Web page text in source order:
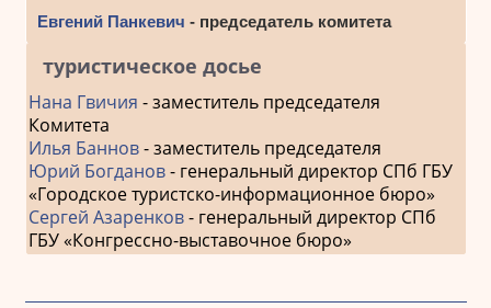
Евгений Панкевич - председатель комитета
туристическое досье
Нана Гвичия - заместитель председателя
Комитета
Илья Баннов- заместитель председателя
Юрий Богданов- генеральный директор СПб ГБУ
«Городское туристско-информационное бюро»
Сергей Азаренков- генеральный директор СПб
ГБУ «Конгрессно-выставочное бюро»